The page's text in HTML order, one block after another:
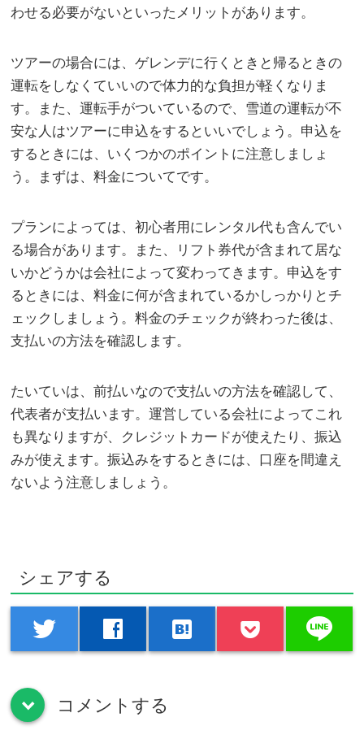
わせる必要がないといったメリットがあります。
ツアーの場合には、ゲレンデに行くときと帰るときの
運転をしなくていいので体力的な負担が軽くなりま
す。また、運転手がついているので、雪道の運転が不
安な人はツアーに申込をするといいでしょう。申込を
するときには、いくつかのポイントに注意しましょ
う。まずは、料金についてです。
プランによっては、初心者用にレンタル代も含んでい
る場合があります。また、リフト券代が含まれて居な
いかどうかは会社によって変わってきます。申込をす
るときには、料金に何が含まれているかしっかりとチ
ェックしましょう。料金のチェックが終わった後は、
支払いの方法を確認します。
たいていは、前払いなので支払いの方法を確認して、
代表者が支払います。運営している会社によってこれ
も異なりますが、クレジットカードが使えたり、振込
みが使えます。振込みをするときには、口座を間違え
ないよう注意しましょう。
シェアする
twitter facebook hatenabookmark line
down コメントする